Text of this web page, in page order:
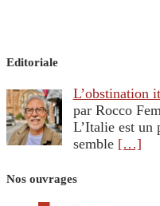
Editoriale
L’obstination
par Rocco
L’Italie est un
semble […]
Nos ouvrages